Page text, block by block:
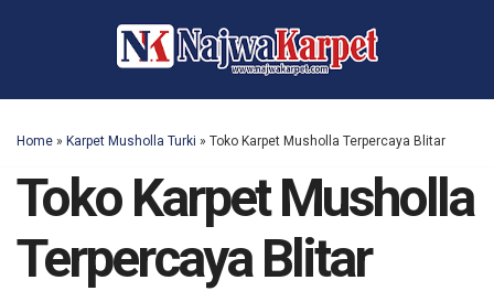
Home » Karpet Musholla Turki » Toko Karpet Musholla Terpercaya Blitar
Toko Karpet Musholla
Terpercaya Blitar